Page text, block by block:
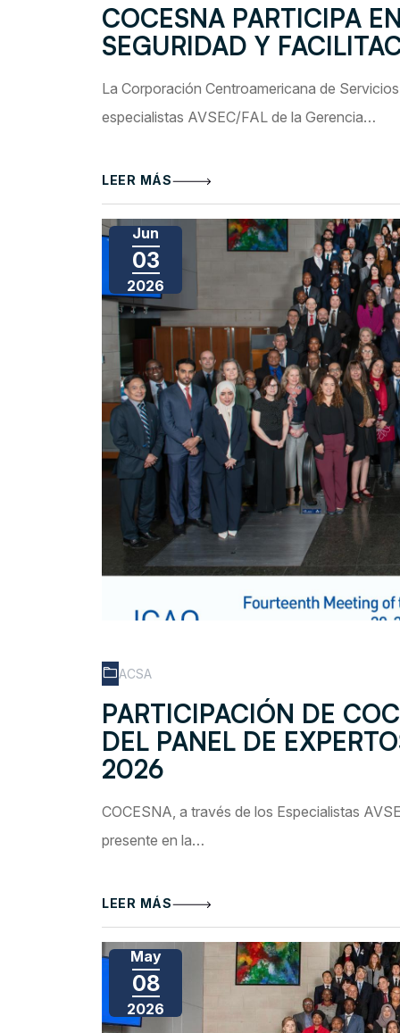
COCESNA PARTICIPA
SEGURIDAD Y
La Corporación Centroamericana de
especialistas AVSEC/FAL de la Gerencia…
LEER MÁS
Jun
03
2026
ACSA
PARTICIPACIÓN DE
DEL PANEL DE
2026
COCESNA, a través de los Especialistas
presente en la…
LEER MÁS
May
08
2026